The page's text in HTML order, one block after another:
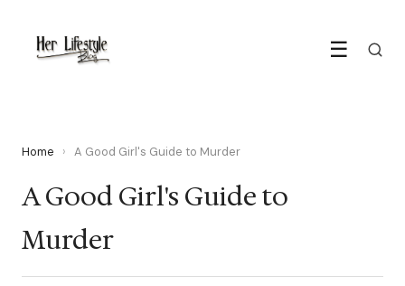
☰
Home › A Good Girl's Guide to Murder
A Good Girl's Guide to
Murder